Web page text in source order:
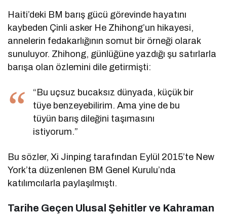
Haiti’deki BM barış gücü görevinde hayatını
kaybeden Çinli asker He Zhihong’un hikayesi,
annelerin fedakarlığının somut bir örneği olarak
sunuluyor. Zhihong, günlüğüne yazdığı şu satırlarla
barışa olan özlemini dile getirmişti:
“Bu uçsuz bucaksız dünyada, küçük bir
tüye benzeyebilirim. Ama yine de bu
tüyün barış dileğini taşımasını
istiyorum.”
Bu sözler, Xi Jinping tarafından Eylül 2015’te New
York’ta düzenlenen BM Genel Kurulu’nda
katılımcılarla paylaşılmıştı.
Tarihe Geçen Ulusal Şehitler ve Kahraman